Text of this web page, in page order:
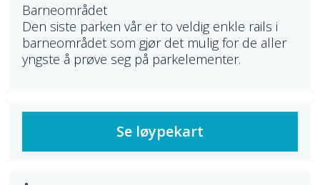
Barneområdet
Den siste parken vår er to veldig enkle rails i
barneområdet som gjør det mulig for de aller
yngste å prøve seg på parkelementer.
Se løypekart